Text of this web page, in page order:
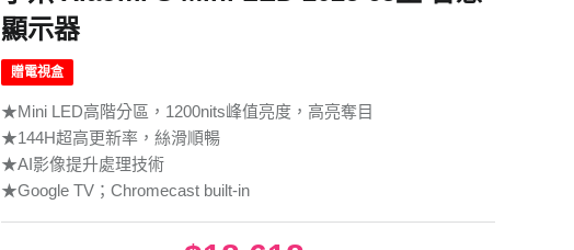
顯示器
贈電視盒
★Mini LED高階分區，1200nits峰值亮度，高亮奪目
★144H超高更新率，絲滑順暢
★AI影像提升處理技術
★Google TV；Chromecast built-in